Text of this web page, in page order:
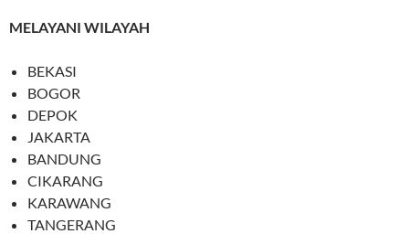
MELAYANI WILAYAH
BEKASI
BOGOR
DEPOK
JAKARTA
BANDUNG
CIKARANG
KARAWANG
TANGERANG